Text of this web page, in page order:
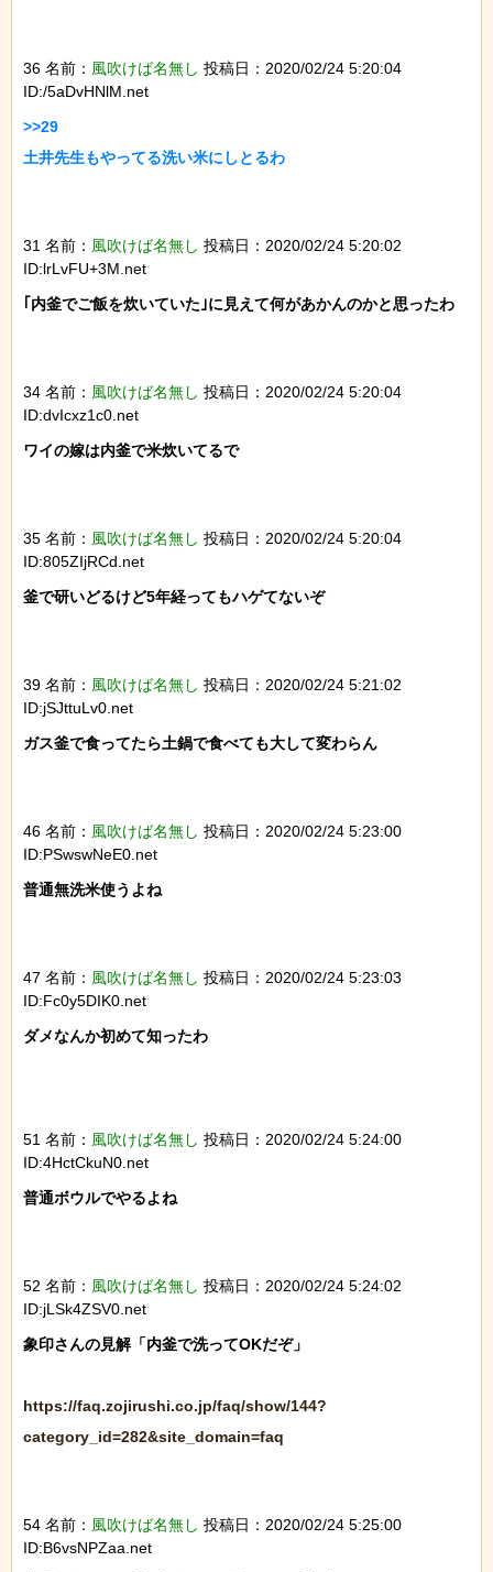
36 名前： 風吹けば名無し 投稿日：2020/02/24 5:20:04
ID:/5aDvHNlM.net
>>29
土井先生もやってる洗い米にしとるわ
31 名前： 風吹けば名無し 投稿日：2020/02/24 5:20:02
ID:lrLvFU+3M.net
｢内釜でご飯を炊いていた｣に見えて何があかんのかと思ったわ
34 名前： 風吹けば名無し 投稿日：2020/02/24 5:20:04
ID:dvIcxz1c0.net
ワイの嫁は内釜で米炊いてるで
35 名前： 風吹けば名無し 投稿日：2020/02/24 5:20:04
ID:805ZIjRCd.net
釜で研いどるけど5年経ってもハゲてないぞ
39 名前： 風吹けば名無し 投稿日：2020/02/24 5:21:02
ID:jSJttuLv0.net
ガス釜で食ってたら土鍋で食べても大して変わらん
46 名前： 風吹けば名無し 投稿日：2020/02/24 5:23:00
ID:PSwswNeE0.net
普通無洗米使うよね
47 名前： 風吹けば名無し 投稿日：2020/02/24 5:23:03
ID:Fc0y5DIK0.net
ダメなんか初めて知ったわ
51 名前： 風吹けば名無し 投稿日：2020/02/24 5:24:00
ID:4HctCkuN0.net
普通ボウルでやるよね
52 名前： 風吹けば名無し 投稿日：2020/02/24 5:24:02
ID:jLSk4ZSV0.net
象印さんの見解「内釜で洗ってOKだぞ」
https://faq.zojirushi.co.jp/faq/show/144?
category_id=282&site_domain=faq
54 名前： 風吹けば名無し 投稿日：2020/02/24 5:25:00
ID:B6vsNPZaa.net